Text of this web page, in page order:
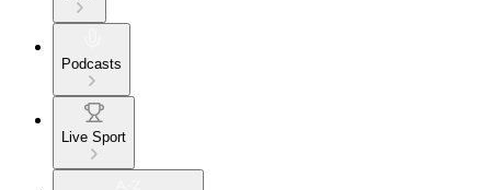
Podcasts
Live Sport